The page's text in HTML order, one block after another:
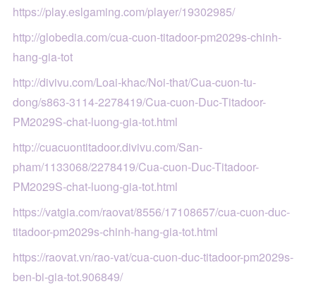
https://play.eslgaming.com/player/19302985/
http://globedia.com/cua-cuon-titadoor-pm2029s-chinh-
hang-gia-tot
http://divivu.com/Loai-khac/Noi-that/Cua-cuon-tu-
dong/s863-3114-2278419/Cua-cuon-Duc-Titadoor-
PM2029S-chat-luong-gia-tot.html
http://cuacuontitadoor.divivu.com/San-
pham/1133068/2278419/Cua-cuon-Duc-Titadoor-
PM2029S-chat-luong-gia-tot.html
https://vatgia.com/raovat/8556/17108657/cua-cuon-duc-
titadoor-pm2029s-chinh-hang-gia-tot.html
https://raovat.vn/rao-vat/cua-cuon-duc-titadoor-pm2029s-
ben-bi-gia-tot.906849/